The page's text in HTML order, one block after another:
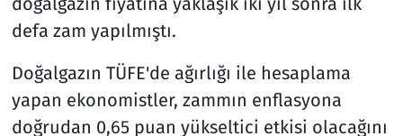
defa zam yapılmıştı.
Doğalgazın TÜFE'de ağırlığı ile hesaplama
yapan ekonomistler, zammın enflasyona
doğrudan 0,65 puan yükseltici etkisi olacağını